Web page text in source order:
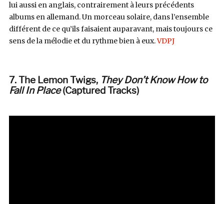
lui aussi en anglais, contrairement à leurs précédents
albums en allemand. Un morceau solaire, dans l’ensemble
différent de ce qu’ils faisaient auparavant, mais toujours ce
sens de la mélodie et du rythme bien à eux.VDPJ
7. The Lemon Twigs,They Don’t Know How to
Fall In Place(Captured Tracks)